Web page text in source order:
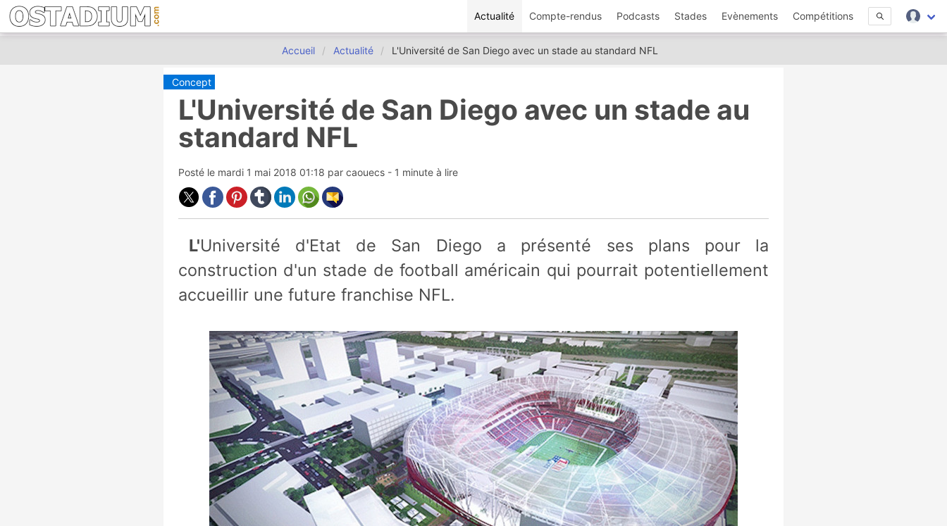
Actualité Compte-rendus Podcasts Stades Evènements Compétitions
Accueil Actualité L'Université de San Diego avec un stade au standard NFL
Concept
L'Université de San Diego avec un stade au
standard NFL
Posté le mardi 1 mai 2018 01:18 par caouecs - 1 minute à lire
L'Université d'Etat de San Diego a présenté ses plans pour la
construction d'un stade de football américain qui pourrait potentiellement
accueillir une future franchise NFL.